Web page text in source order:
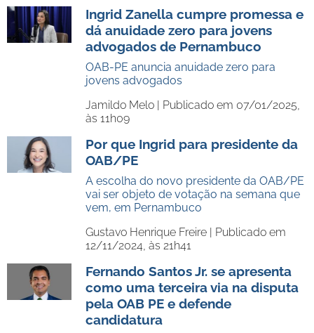
Ingrid Zanella cumpre promessa e
dá anuidade zero para jovens
advogados de Pernambuco
OAB-PE anuncia anuidade zero para
jovens advogados
Jamildo Melo | Publicado em 07/01/2025,
às 11h09
Por que Ingrid para presidente da
OAB/PE
A escolha do novo presidente da OAB/PE
vai ser objeto de votação na semana que
vem, em Pernambuco
Gustavo Henrique Freire | Publicado em
12/11/2024, às 21h41
Fernando Santos Jr. se apresenta
como uma terceira via na disputa
pela OAB PE e defende
candidatura